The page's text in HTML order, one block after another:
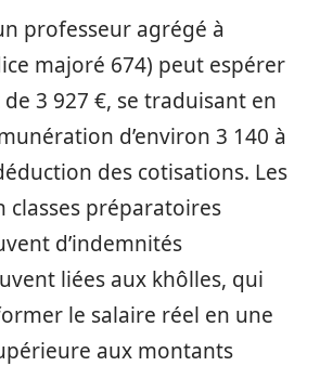
professeur agrégé à
majoré 674) peut espérer
3 927 €, se traduisant en
d’environ 3 140 à
des cotisations. Les
classes préparatoires
d’indemnités
liées aux khôlles, qui
le salaire réel en une
aux montants